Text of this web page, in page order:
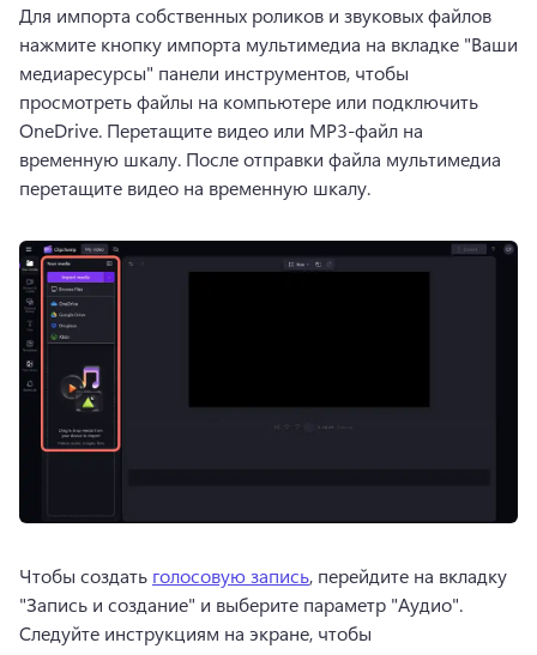
Для импорта собственных роликов и звуковых файлов
нажмите кнопку импорта мультимедиа на вкладке "Ваши
медиаресурсы" панели инструментов, чтобы
просмотреть файлы на компьютере или подключить
OneDrive. Перетащите видео или MP3-файл на
временную шкалу. После отправки файла мультимедиа
перетащите видео на временную шкалу.
Чтобы создать голосовую запись, перейдите на вкладку
Следуйте инструкциям на экране, чтобы